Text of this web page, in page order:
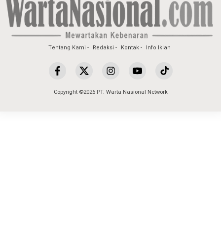
Tentang Kami Redaksi Kontak Info Iklan
Copyright ©2026 PT. Warta Nasional Network